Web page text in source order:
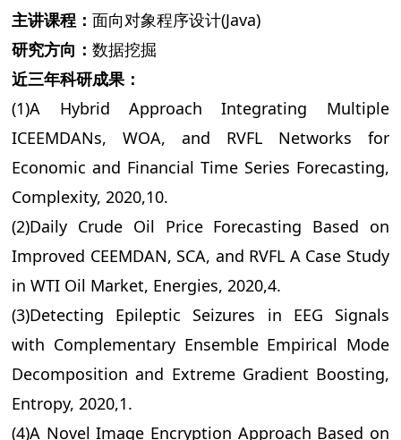
主讲课程：面向对象程序设计(Java)
研究方向：数据挖掘
近三年科研成果：
(1)A Hybrid Approach Integrating Multiple
ICEEMDANs, WOA, and RVFL Networks for
Economic and Financial Time Series Forecasting,
Complexity, 2020,10.
(2)Daily Crude Oil Price Forecasting Based on
Improved CEEMDAN, SCA, and RVFL A Case Study
in WTI Oil Market, Energies, 2020,4.
(3)Detecting Epileptic Seizures in EEG Signals
with Complementary Ensemble Empirical Mode
Decomposition and Extreme Gradient Boosting,
Entropy, 2020,1.
(4)A Novel Image Encryption Approach Based on